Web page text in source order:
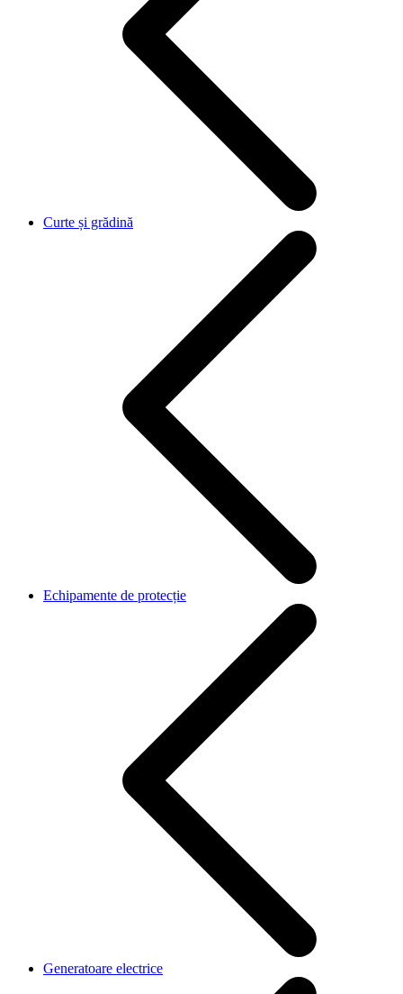
Curte și grădină
Echipamente de protecție
Generatoare electrice